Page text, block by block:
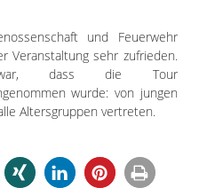
und Feuerwehr
Veranstaltung sehr zufrieden.
war, dass die Tour
wurde: von jungen
Altersgruppen vertreten.